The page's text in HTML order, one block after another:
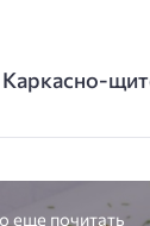
Каркасно-
еще почитать